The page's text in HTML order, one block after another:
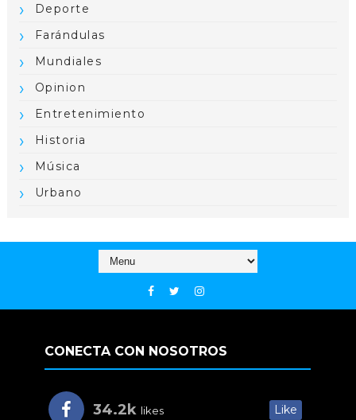
Deporte
Farándulas
Mundiales
Opinion
Entretenimiento
Historia
Música
Urbano
CONECTA CON NOSOTROS
34.2k likes Like